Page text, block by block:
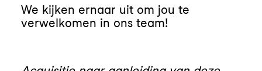
We kijken ernaar uit om jou te
verwelkomen in ons team!